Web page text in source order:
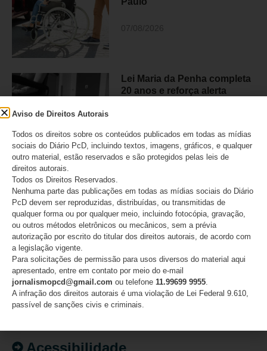
Lei Maria da Penha completa
20 anos e reforça alerta
07/08/2026
Movimento PcD e Raros e
mais de 50 entidades
brasileiras pedem retratação
do Estadão
Acessibilidade
Aviso de Direitos Autorais
Todos os direitos sobre os conteúdos publicados em todas as mídias
sociais do Diário PcD, incluindo textos, imagens, gráficos, e qualquer
outro material, estão reservados e são protegidos pelas leis de
direitos autorais.
Todos os Direitos Reservados.
Nenhuma parte das publicações em todas as mídias sociais do Diário
PcD devem ser reproduzidas, distribuídas, ou transmitidas de
qualquer forma ou por qualquer meio, incluindo fotocópia, gravação,
ou outros métodos eletrônicos ou mecânicos, sem a prévia
autorização por escrito do titular dos direitos autorais, de acordo com
a legislação vigente.
Para solicitações de permissão para usos diversos do material aqui
apresentado, entre em contato por meio do e-mail
jornalismopcd@gmail.com ou telefone 11.99699 9955
A infração dos direitos autorais é uma violação de Lei Federal 9.610,
passível de sanções civis e criminais.